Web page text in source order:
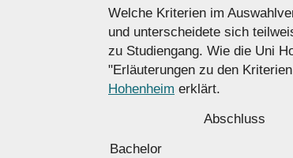
Welche Kriterien im
und unterscheidete sich
zu Studiengang. Wie die Uni
"Erläuterungen zu den
Hohenheim erklärt.
Abschluss
Bachelor